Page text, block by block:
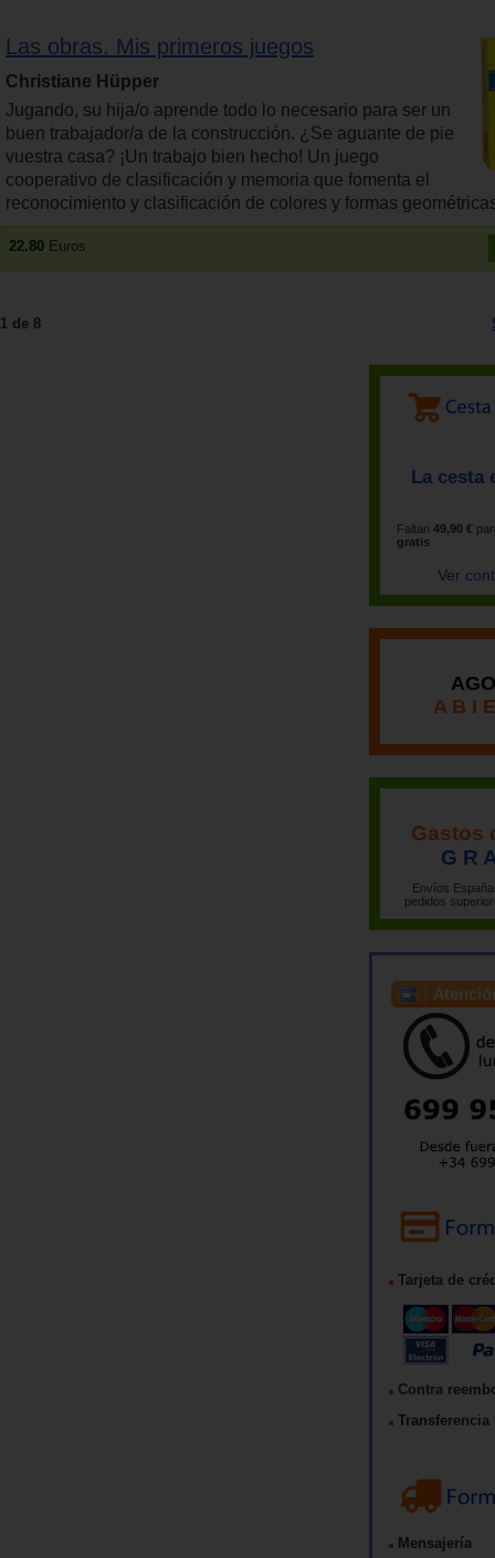
Las obras. Mis primeros juegos
Christiane Hüpper
Jugando, su hija/o aprende todo lo necesario para ser un
buen trabajador/a de la construcción. ¿Se aguante de pie
vuestra casa? ¡Un trabajo bien hecho! Un juego
cooperativo de clasificación y memoria que fomenta el
reconocimiento y clasificación de colores y formas
22.80 Euros
1 de 8
La cesta
Faltan 49,90 €
gratis
Ver
A B I
Gastos
G R
Envíos
pedidos
Tarjeta de
Contra
Transferencia
Mensajería